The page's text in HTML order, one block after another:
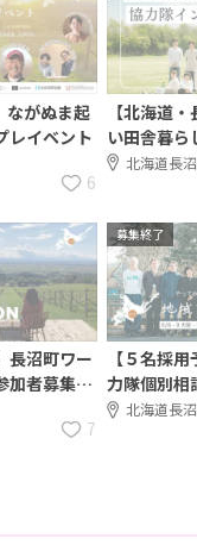
ながぬま起
イベント
6
【北海道
い田舎暮ら
協力隊イン
北海道長
長沼町ワー
加者募集中
7
募集終了
【５名採
力隊個別相
東京）参加
北海道長